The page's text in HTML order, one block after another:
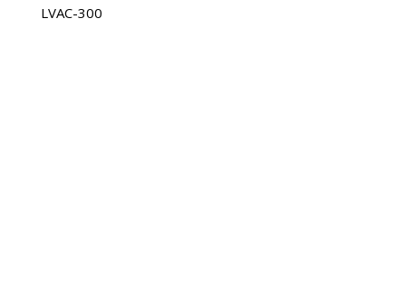
LVAC-300